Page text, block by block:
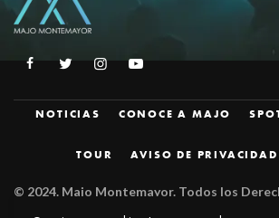
NOTICIAS CONOCE A MAJO
TOUR AVISO DE
© 2024. Majo Montemayor. Todos los